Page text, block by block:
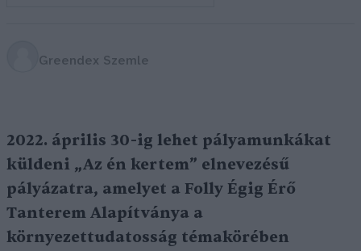
Greendex Szemle
2022. április 30-ig lehet pályamunkákat
küldeni „Az én kertem” elnevezésű
pályázatra, amelyet a Folly Égig Érő
Tanterem Alapítványa a
környezettudatosság témakörében